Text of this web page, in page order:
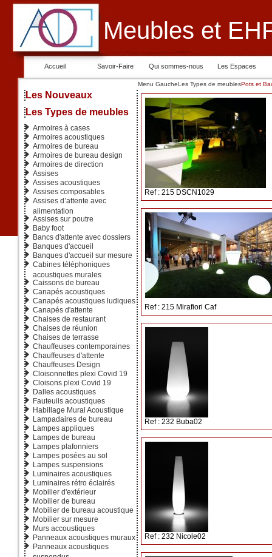
Meubles et
Accueil Savoir-Faire Qui sommes-nous Les Espaces
Les Nouveaux
Les Types de meubles
Armoires à cases
Armoires acoustiques
Armoires de bureau
Armoires de bureau design
Armoires de direction
Assises
Assises acoustiques
Assises composables
Assises d’attente avec
alimentation
Assises sur poutre
Baby foot
Bancs d'attente avec dossiers
Banques d'accueil
Banques d'accueil sur mesure
Cabines téléphoniques
acoustiques murales
Caissons de bureau
Canapés acoustiques
Canapés acoustiques ludiques
Canapés d'attente
Chaises de restaurant
Chaises de réunion
Chaises de terrasse
Chauffeuses contemporaines
Chauffeuses d'attente
Chauffeuses Design
Cloisonnettes plexi Covid 19
Cloisons plexi Covid 19
Dalles acoustiques
Fauteuils acoustiques
Habillage Mural Acoustique
Lampadaires de bureau
Lampes appliques
Lampes de bureau
Lampes plafonniers
Lampes posées au sol
Lampes suspensions
Luminaires acoustiques
Luminaires rétro éclairés
Mobilier d'extérieur
Mobilier de bureau
Mobilier de bureau acoustique
Mobilier sur mesure
Murs accoustiques
Panneaux acoustiques muraux
Panneaux acoustiques
Menu GaucheLes Types de meublesPots et
Ref : 215 DSCN1029
Ref : 215 Mirafiori Caf
Ref : 232 Buba02
Ref : 232 Nicole02